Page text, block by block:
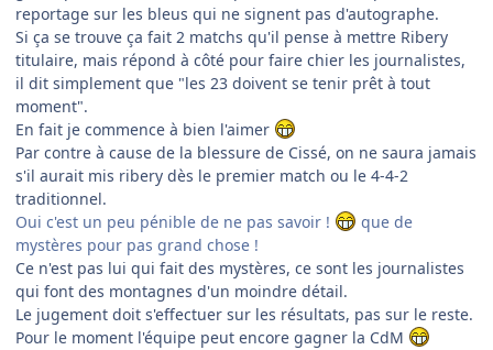
reportage sur les bleus qui ne signent pas d'autographe.
Si ça se trouve ça fait 2 matchs qu'il pense à mettre Ribery
titulaire, mais répond à côté pour faire chier les journalistes,
il dit simplement que "les 23 doivent se tenir prêt à tout
moment".
En fait je commence à bien l'aimer
Par contre à cause de la blessure de Cissé, on ne saura jamais
s'il aurait mis ribery dès le premier match ou le 4-4-2
traditionnel.
Oui c'est un peu pénible de ne pas savoir !
que de
mystères pour pas grand chose !
Ce n'est pas lui qui fait des mystères, ce sont les journalistes
qui font des montagnes d'un moindre détail.
Le jugement doit s'effectuer sur les résultats, pas sur le reste.
Pour le moment l'équipe peut encore gagner la CdM